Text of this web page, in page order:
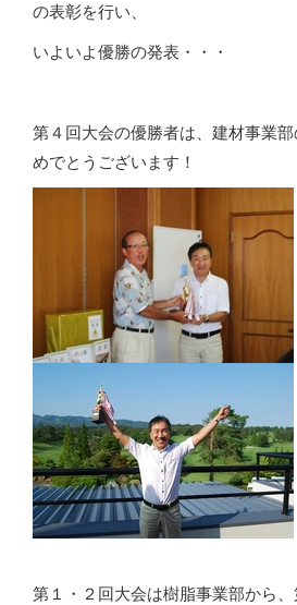
の表彰を行い、
いよいよ優勝の発表・・・
第４回大会の優勝者は、建材事業
めでとうございます！
第１・２回大会は樹脂事業部から